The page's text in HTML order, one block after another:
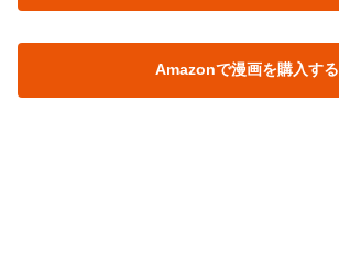
Amazonで漫画を購入する